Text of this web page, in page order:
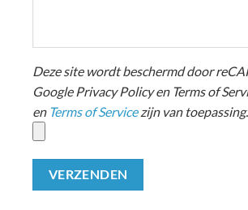
Deze site wordt beschermd door
Google Privacy Policy en Terms of
en Terms of Servicezijn van toepassing.